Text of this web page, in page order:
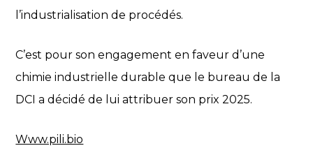
l’industrialisation de procédés.
C’est pour son engagement en faveur d’une
chimie industrielle durable que le bureau de la
DCI a décidé de lui attribuer son prix 2025.
Www.pili.bio